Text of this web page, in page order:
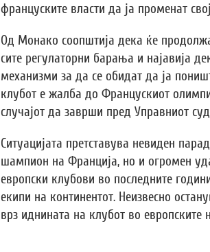
француските власти да ја променат
Од Монако соопштија дека ќе
сите регулаторни барања и најавија
механизми за да се обидат да ја
клубот е жалба до Францускиот
случајот да заврши пред Управниот
Ситуацијата претставува невиден
шампион на Франција, но и огромен
европски клубови во последните
екипи на континентот. Неизвесно
врз иднината на клубот во европските